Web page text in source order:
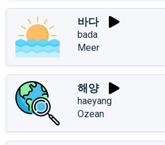
바다
bada
Meer
해양
haeyang
Ozean